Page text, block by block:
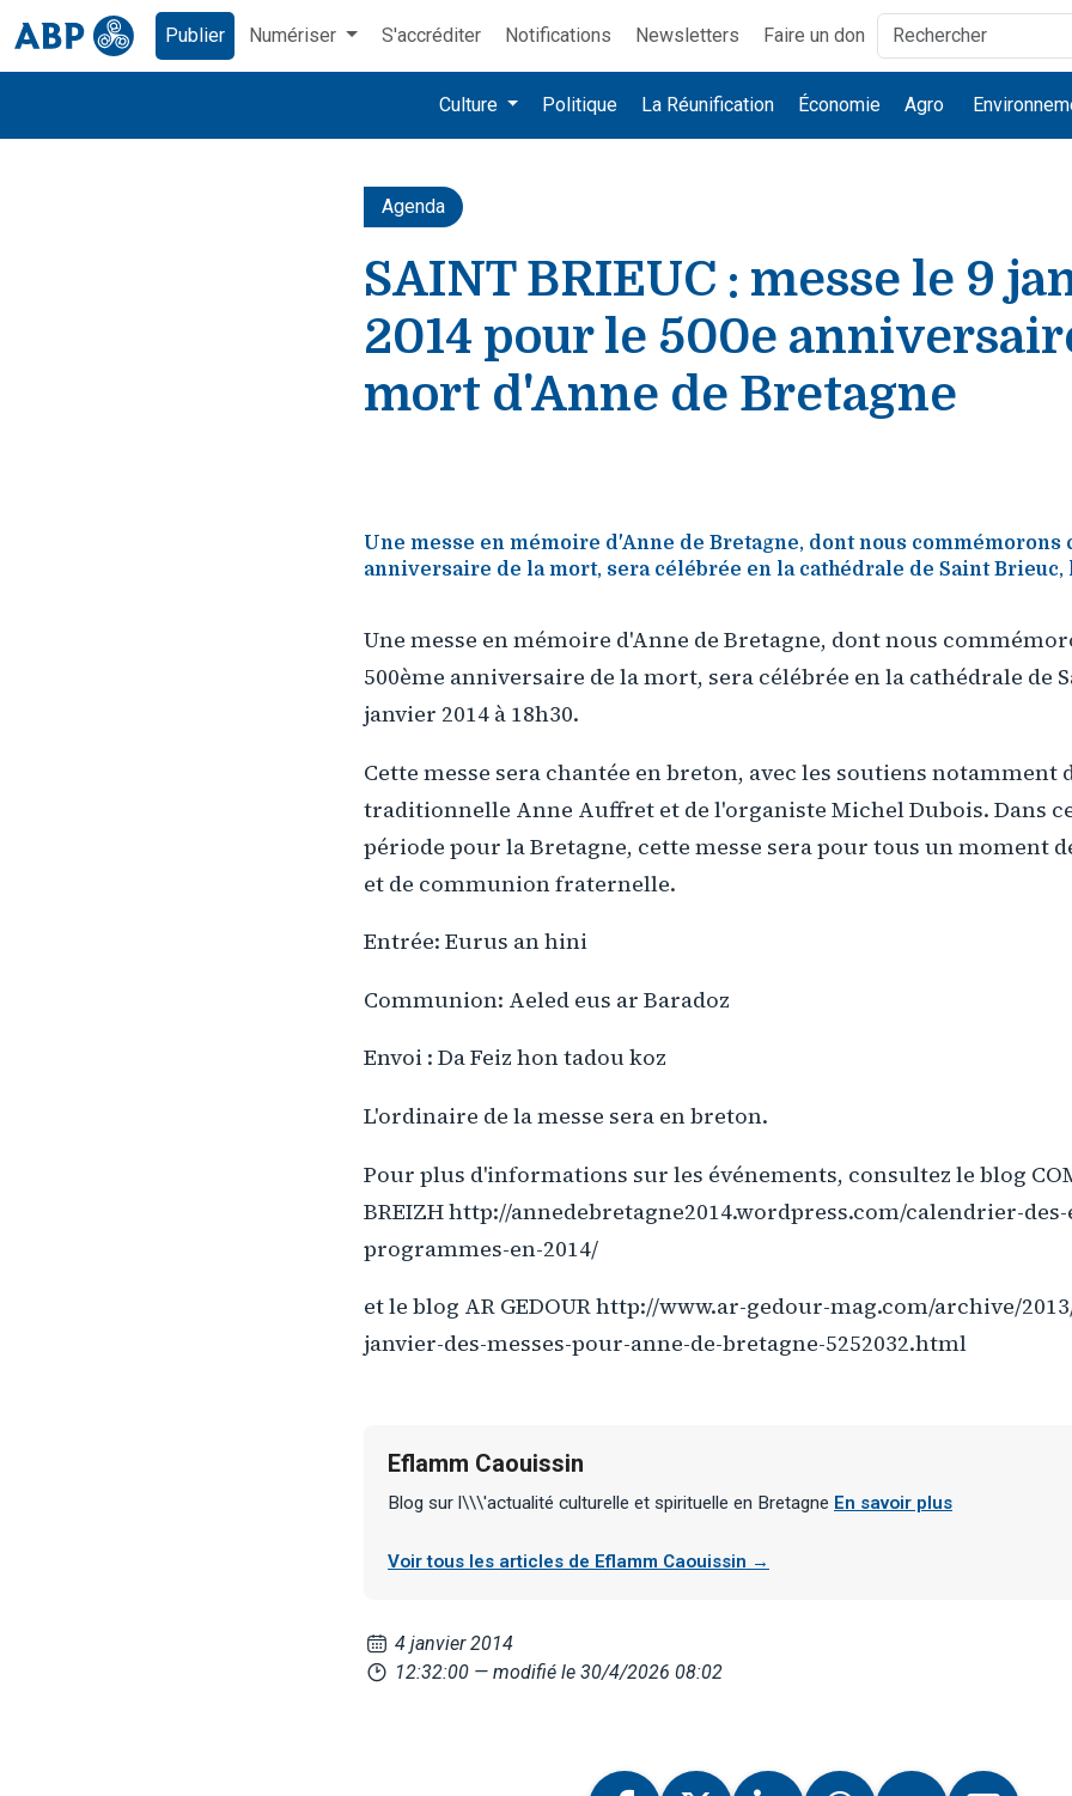
Publier Numériser S'accréditer Notifications Newsletters Faire un don
Culture Politique La Réunification Économie Agro
Agenda
SAINT BRIEUC : messe le 9
2014 pour le 500e
mort d'Anne de Bretagne
Une messe en mémoire d'Anne de Bretagne, dont nous commémorons
anniversaire de la mort, sera célébrée en la cathédrale de Saint Brieuc,
Une messe en mémoire d'Anne de Bretagne, dont nous
500ème anniversaire de la mort, sera célébrée en la cathédrale de
janvier 2014 à 18h30.
Cette messe sera chantée en breton, avec les soutiens notamment
traditionnelle Anne Auffret et de l'organiste Michel Dubois. Dans
période pour la Bretagne, cette messe sera pour tous un moment
et de communion fraternelle.
Entrée: Eurus an hini
Communion: Aeled eus ar Baradoz
Envoi : Da Feiz hon tadou koz
L'ordinaire de la messe sera en breton.
Pour plus d'informations sur les événements, consultez le blog
BREIZH http://annedebretagne2014.wordpress.com/calendrier-
programmes-en-2014/
et le blog AR GEDOUR http://www.ar-gedour-mag.com/archive/
janvier-des-messes-pour-anne-de-bretagne-5252032.html
Eflamm Caouissin
Blog sur l\\\'actualité culturelle et spirituelle en Bretagne En savoir plus
Voir tous les articles de Eflamm Caouissin →
4 janvier 2014
12:32:00 — modifié le 30/4/2026 08:02